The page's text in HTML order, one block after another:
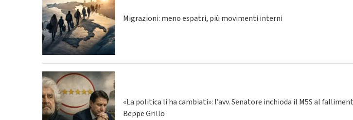
Migrazioni: meno espatri, più movimenti interni
«La politica li ha cambiati»: l’avv. Senatore inchioda il M5S al
Beppe Grillo